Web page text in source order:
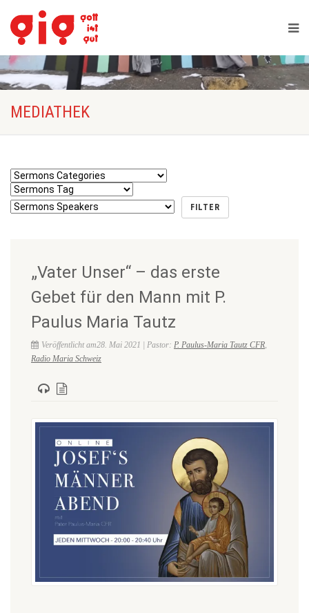
MEDIATHEK
„Vater Unser“ – das erste
Gebet für den Mann mit P.
Paulus Maria Tautz
Veröffentlicht am28. Mai 2021 | Pastor: P. Paulus-Maria Tautz CFR,
Radio Maria Schweiz